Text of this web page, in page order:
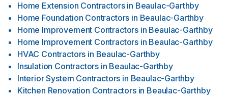
Home Extension Contractors in Beaulac-Garthby
Home Foundation Contractors in Beaulac-Garthby
Home Improvement Contractors in Beaulac-Garthby
Home Improvement Contractors in Beaulac-Garthby
HVAC Contractors in Beaulac-Garthby
Insulation Contractors in Beaulac-Garthby
Interior System Contractors in Beaulac-Garthby
Kitchen Renovation Contractors in Beaulac-Garthby